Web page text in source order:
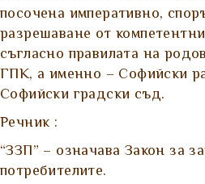
посочена императивно,
разрешаване от
съгласно правилата на
ГПК, а именно – Софийски
Софийски градски съд.
Речник :
“ЗЗП” – означава Закон за
потребителите.